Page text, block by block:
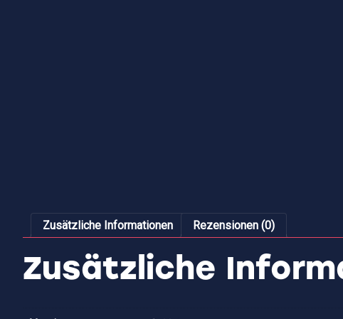
Zusätzliche Informationen Rezensionen (0)
Zusätzliche